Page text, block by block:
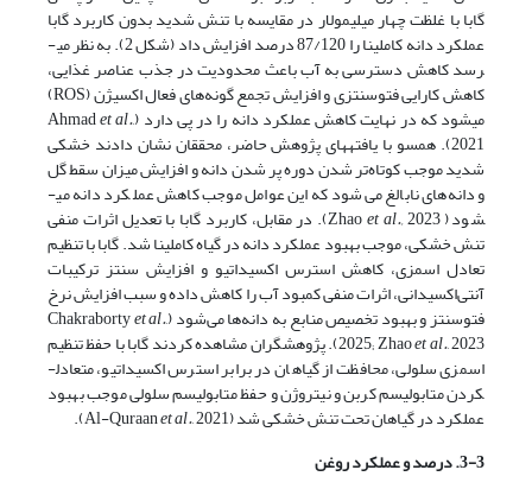
گابا با غلظت چهار میلی­مولار در مقایسه با تنش شدید بدون کاربرد گابا
عملکرد دانه کاملینا را 87/120 درصد افزایش داد (شکل 2). به نظر می­
رسد کاهش دسترسی به آب باعث محدودیت در جذب عناصر غذایی،
کاهش کارایی فتوسنتزی و افزایش تجمع گونه‌های فعال اکسیژن (ROS)
می­شود که در نهایت کاهش عملکرد دانه را در پی دارد (Ahmadet al.,
2021). همسو با یافته­های پژوهش حاضر، محققان نشان دادند خشکی
شدید موجب کوتاه‌تر شدن دوره پر شدن دانه و افزایش میزان سقط گل
و دانه‌های نابالغ می‌شود که این عوامل موجب کاهش عملکرد دانه می­
شود ( Zhao et al.,2023). در مقابل، کاربرد گابا با تعدیل اثرات منفی
تنش خشکی، موجب بهبود عملکرد دانه در گیاه کاملینا شد. گابا با تنظیم
تعادل اسمزی، کاهش استرس اکسیداتیو و افزایش سنتز ترکیبات
آنتی‌اکسیدانی، اثرات منفی کمبود آب را کاهش داده و سبب افزایش نرخ
فتوسنتز و بهبود تخصیص منابع به دانه‌ها می‌شود (Chakrabortyet al.,
2025; Zhaoet al. , 2023). پژوهشگران مشاهده کردند گابا با حفظ تنظیم
اسمزی سلولی، محافظت از گیاهان در برابر استرس اکسیداتیو، متعادل­
کردن متابولیسم کربن و نیتروژن و حفظ متابولیسم سلولی موجب بهبود
عملکرد در گیاهان تحت تنش خشکی شد (Al-Quraan et al., 2021).
3-3. درصد و عملکرد روغن